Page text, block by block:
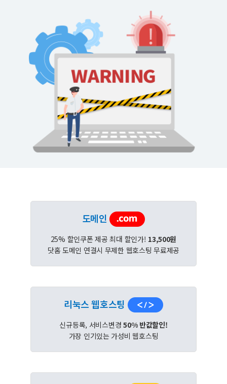
도메인
25% 할인쿠폰 제공 최대 할인가! 13,500원
닷홈 도메인 연결시 무제한 웹호스팅 무료제공
리눅스 웹호스팅
신규등록, 서비스변경50% 반값할인!
가장 인기있는 가성비 웹호스팅